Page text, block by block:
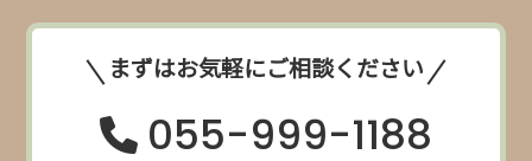
まずはお気軽にご相談ください
055-999-1188